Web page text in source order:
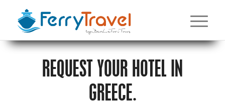
REQUEST YOUR HOTEL IN
GREECE.